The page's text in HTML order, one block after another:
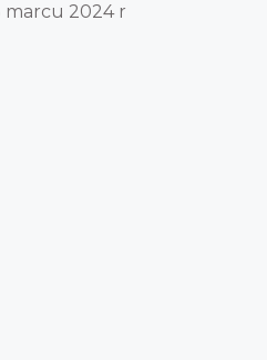
marcu 2024 r